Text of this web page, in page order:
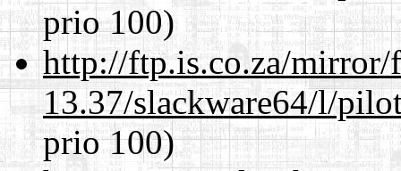
prio 100)
http://ftp.is.co.za/mirror/
13.37/slackware64/l/
prio 100)